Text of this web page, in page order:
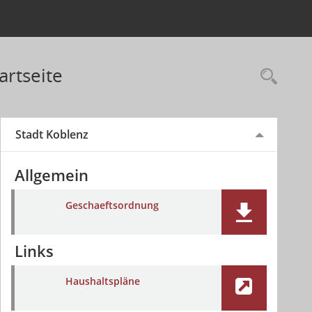
Stadt Koblenz
Allgemein
Geschaeftsordnung
Links
Haushaltspläne